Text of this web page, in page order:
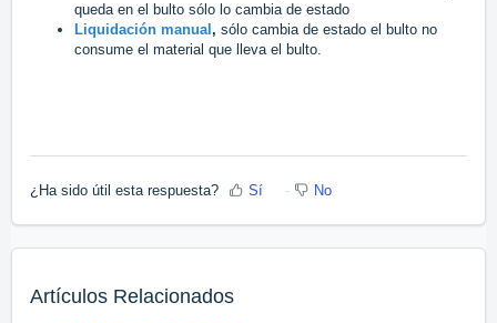
queda en el bulto sólo lo cambia de estado
Liquidación manual , sólo cambia de estado el bulto no
consume el material que lleva el bulto.
¿Ha sido útil esta respuesta? Sí No
Artículos Relacionados